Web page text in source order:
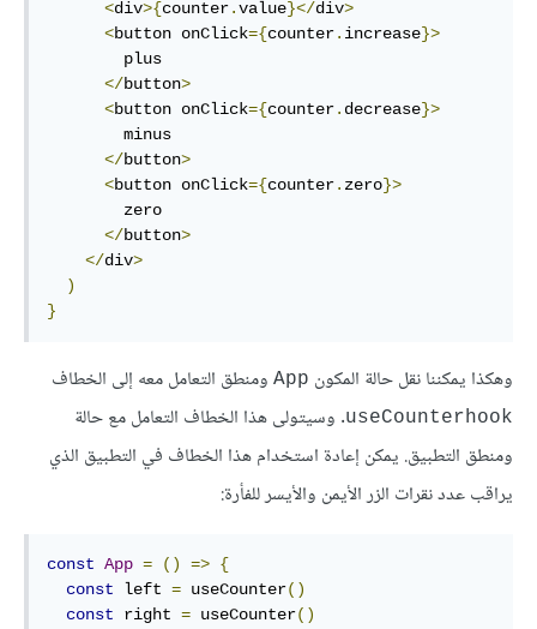
<div>{counter.value}</div>
<button onClick={counter. increase}>
</button>
<button onClick={counter. decrease}>
</button>
<button onClick={counter. zero}>
</button>
</div>
)
}
وهكذا يمكننا نقل حالة المكون App ومنطق التعامل معه إلى الخطاف
useCounterhook. وسيتولى هذا الخطاف التعامل مع حالة
ومنطق التطبيق. يمكن إعادة استخدام هذا الخطاف في التطبيق الذي
يراقب عدد نقرات الزر الأيمن والأيسر للفأرة:
const App = () => {
const left = useCounter()
const right = useCounter()